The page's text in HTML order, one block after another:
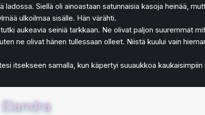
ladossa. Siellä oli ainoastaan satunnaisia kasoja heinää,
ulkoilmaa sisälle. Hän värähti.
aukeavia seiniä tarkkaan. Ne olivat paljon suuremmat
ne olivat hänen tullessaan olleet. Niistä kuului vain
itsekseen samalla, kun käpertyi suuaukkoa
Elandra